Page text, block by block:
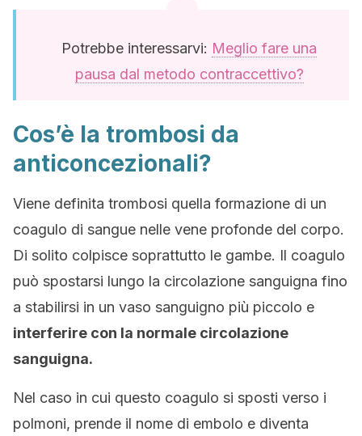
Potrebbe interessarvi: Meglio fare una
pausa dal metodo contraccettivo?
Cos’è la trombosi da
anticoncezionali?
Viene definita trombosi quella formazione di un
coagulo di sangue nelle vene profonde del corpo.
Di solito colpisce soprattutto le gambe. Il coagulo
può spostarsi lungo la circolazione sanguigna fino
a stabilirsi in un vaso sanguigno più piccolo e
interferire con la normale circolazione
sanguigna.
Nel caso in cui questo coagulo si sposti verso i
polmoni, prende il nome di embolo e diventa